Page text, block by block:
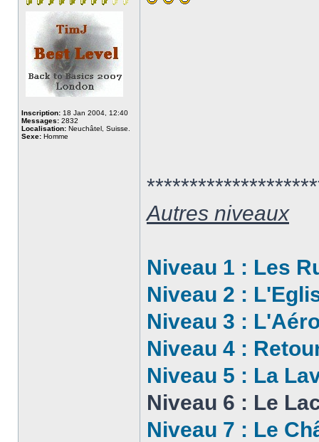
Inscription: 18 Jan 2004, 12:40
Messages: 2832
Localisation: Neuchâtel, Suisse.
Sexe: Homme
Autres niveaux
Niveau 1 : Les
Niveau 2 :
Niveau 3 :
Niveau 4 :
Niveau 5 : La
Niveau 6 : Le
Niveau 7 : Le